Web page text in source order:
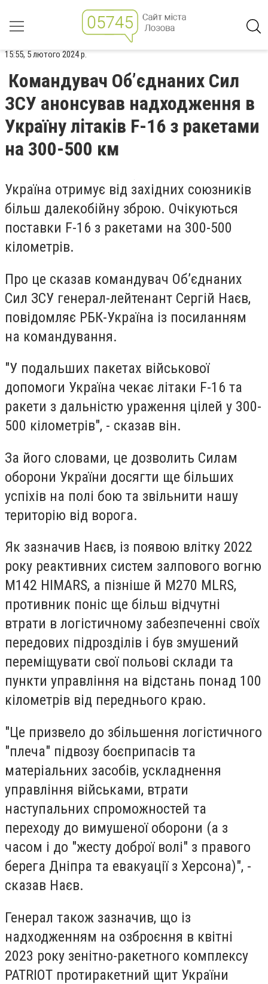
15:55, 5 лютого 2024 р.
Командувач Об’єднаних Сил
ЗСУ анонсував надходження в
Україну літаків F-16 з ракетами
на 300-500 км
Україна отримує від західних союзників
більш далекобійну зброю. Очікуються
поставки F-16 з ракетами на 300-500
кілометрів.
Про це сказав командувач Об’єднаних
Сил ЗСУ генерал-лейтенант Сергій Наєв,
повідомляє РБК-Україна із посиланням
на командування.
"У подальших пакетах військової
допомоги Україна чекає літаки F-16 та
ракети з дальністю ураження цілей у 300-
500 кілометрів", - сказав він.
За його словами, це дозволить Силам
оборони України досягти ще більших
успіхів на полі бою та звільнити нашу
територію від ворога.
Як зазначив Наєв, із появою влітку 2022
року реактивних систем залпового вогню
М142 HIMARS, а пізніше й М270 MLRS,
противник поніс ще більш відчутні
втрати в логістичному забезпеченні своїх
передових підрозділів і був змушений
переміщувати свої польові склади та
пункти управління на відстань понад 100
кілометрів від переднього краю.
"Це призвело до збільшення логістичного
"плеча" підвозу боєприпасів та
матеріальних засобів, ускладнення
управління військами, втрати
наступальних спроможностей та
переходу до вимушеної оборони (а з
часом і до "жесту доброї волі" з правого
берега Дніпра та евакуації з Херсона)", -
сказав Наєв.
Генерал також зазначив, що із
надходженням на озброєння в квітні
2023 року зенітно-ракетного комплексу
PATRIOT протиракетний щит України